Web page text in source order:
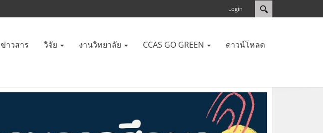
Login
ข่าวสาร วิจัย งานวิทยาลัย CCAS GO GREEN ดาวน์โหลด